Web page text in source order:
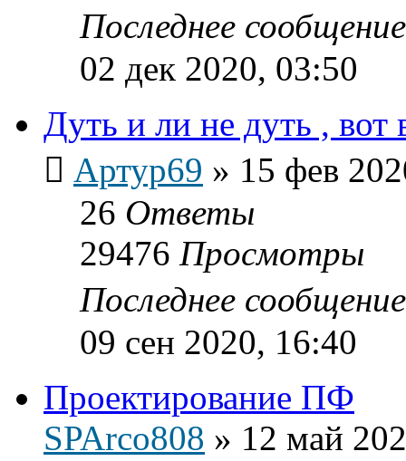
Последнее
02 дек 2020, 03:50
Дуть и ли не дуть , вот
Артур69 » 15 фев
26 Ответы
29476 Просмотры
Последнее
09 сен 2020, 16:40
Проектирование ПФ
SPArco808 » 12 май